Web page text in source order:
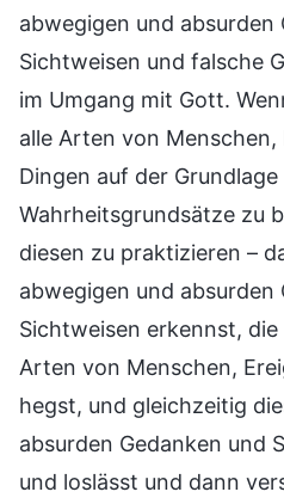
abwegigen und absurden
Sichtweisen und falsche
im Umgang mit Gott.
alle Arten von Menschen,
Dingen auf der Grundlage
Wahrheitsgrundsätze zu
diesen zu praktizieren –
abwegigen und absurden
Sichtweisen erkennst,
Arten von Menschen,
hegst, und gleichzeitig
absurden Gedanken und
und loslässt und dann